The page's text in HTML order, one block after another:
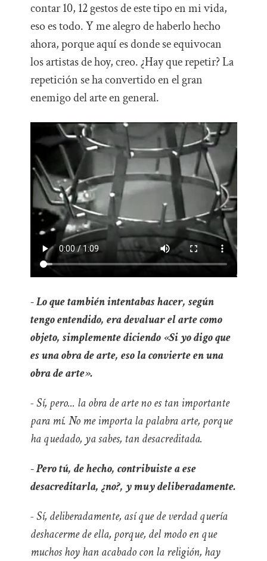
contar 10, 12 gestos de este tipo en mi vida,
eso es todo. Y me alegro de haberlo hecho
ahora, porque aquí es donde se equivocan
los artistas de hoy, creo. ¿Hay que repetir? La
repetición se ha convertido en el gran
enemigo del arte en general.
- Lo que también intentabas hacer, según
tengo entendido, era devaluar el arte como
objeto, simplemente diciendo «Si yo digo que
es una obra de arte, eso la convierte en una
obra de arte».
- Sí, pero... la obra de arte no es tan importante
para mí. No me importa la palabra arte, porque
ha quedado, ya sabes, tan desacreditada.
- Pero tú, de hecho, contribuiste a ese
desacreditarla, ¿no?, y muy deliberadamente.
- Sí, deliberadamente, así que de verdad quería
deshacerme de ella, porque, del modo en que
muchos hoy han acabado con la religión, hay